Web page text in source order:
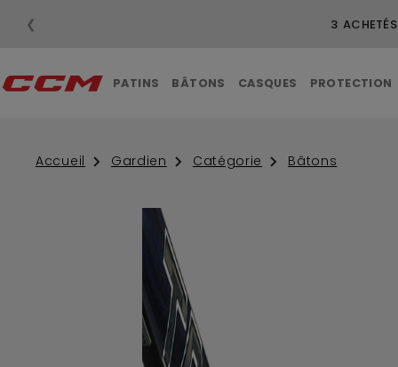
❮
PATINS BÂTONS CASQUES PROTECTION
Accueil Gardien Catégorie Bâtons